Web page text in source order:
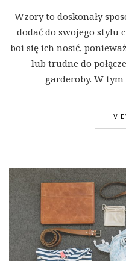
Wzory to doskonały
dodać do swojego stylu
boi się ich nosić,
lub trudne do
garderoby. W